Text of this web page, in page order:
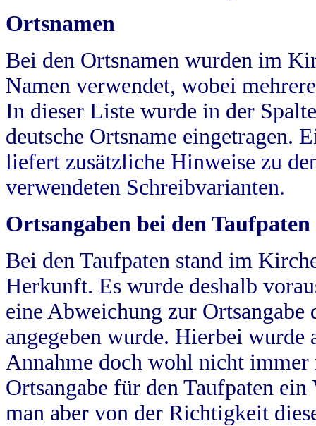
Ortsnamen
Bei den Ortsnamen wurden im
Namen verwendet, wobei
In dieser Liste wurde in der
deutsche Ortsname eingetragen.
liefert zusätzliche Hinweise zu
verwendeten Schreibvarianten.
Ortsangaben bei den Taufpaten
Bei den Taufpaten stand im
Herkunft. Es wurde deshalb
eine Abweichung zur
angegeben wurde. Hierbei wurde
Annahme doch wohl nicht
Ortsangabe für den Taufpaten
man aber von der Richtigkeit